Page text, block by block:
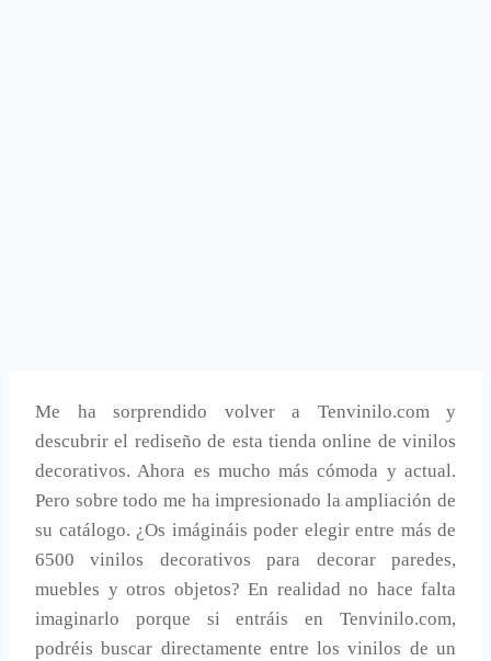
Me ha sorprendido volver a Tenvinilo.com y
descubrir el rediseño de esta tienda online de vinilos
decorativos. Ahora es mucho más cómoda y actual.
Pero sobre todo me ha impresionado la ampliación de
su catálogo. ¿Os imágináis poder elegir entre más de
6500 vinilos decorativos para decorar paredes,
muebles y otros objetos? En realidad no hace falta
imaginarlo porque si entráis en Tenvinilo.com,
podréis buscar directamente entre los vinilos de un